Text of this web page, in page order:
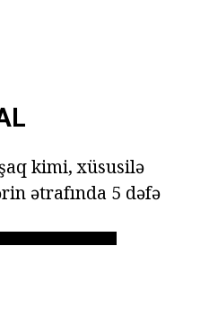
kimi, xüsusilə
ətrafında 5 dəfə